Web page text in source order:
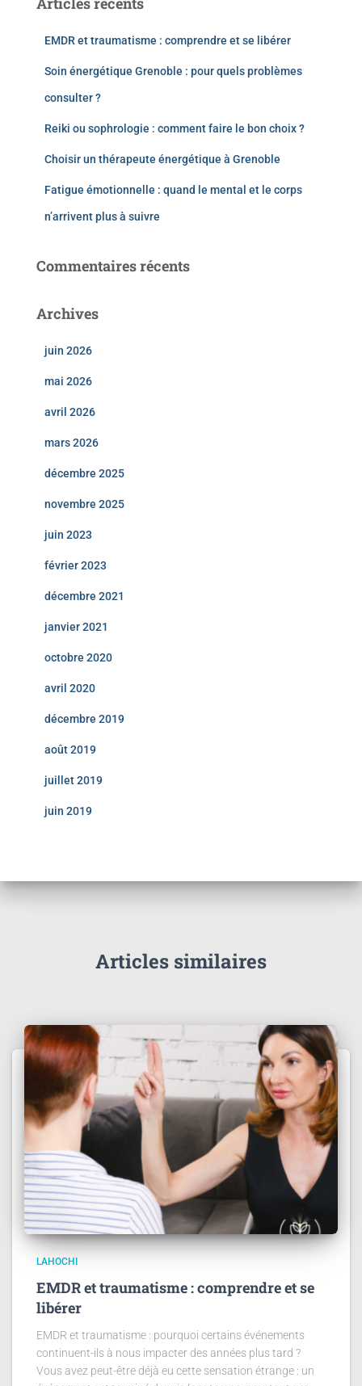
EMDR et traumatisme : comprendre et se libérer
Soin énergétique Grenoble : pour quels problèmes
consulter ?
Reiki ou sophrologie : comment faire le bon choix ?
Choisir un thérapeute énergétique à Grenoble
Fatigue émotionnelle : quand le mental et le corps
n’arrivent plus à suivre
Commentaires récents
Archives
juin 2026
mai 2026
avril 2026
mars 2026
décembre 2025
novembre 2025
juin 2023
février 2023
décembre 2021
janvier 2021
octobre 2020
avril 2020
décembre 2019
août 2019
juillet 2019
juin 2019
Articles similaires
LAHOCHI
EMDR et traumatisme : comprendre et se
libérer
EMDR et traumatisme : pourquoi certains événements
continuent-ils à nous impacter des années plus tard ?
Vous avez peut-être déjà eu cette sensation étrange : un